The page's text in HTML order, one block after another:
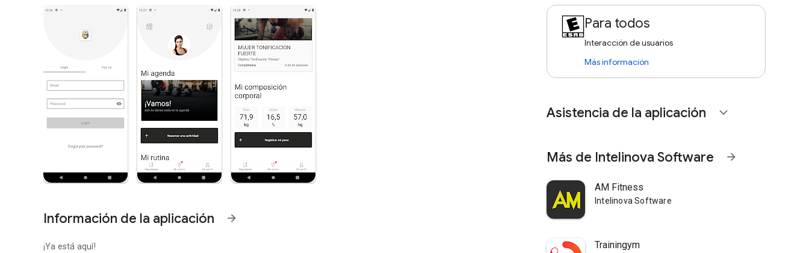
Información de la aplicación arrow_forward
¡Ya está aquí!
Para todos
Interacción de usuarios
Más información
Asistencia de la aplicación expand_more
Más de Intelinova Software arrow_forward
AM Fitness
Intelinova Software
Trainingym